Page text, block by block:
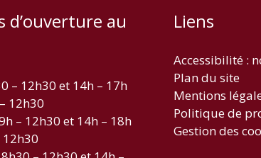
d’ouverture au
– 12h30 et 14h – 17h
12h30
– 12h30 et 14h – 18h
12h30
Liens
Accessibilité :
Plan du site
Mentions
Politique de
Gestion des